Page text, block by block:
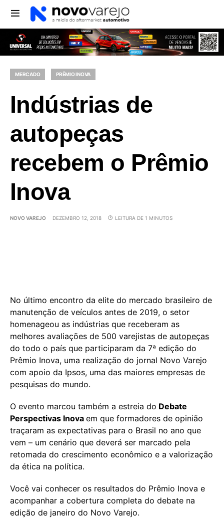
MERCADO PRÊMIO INOVA
Indústrias de
autopeças
recebem o Prêmio
Inova
NOVO VAREJO DEZEMBRO 12, 2018 LEITURA DE 1 MINUTOS
No último encontro da elite do mercado brasileiro de
manutenção de veículos antes de 2019, o setor
homenageou as indústrias que receberam as
melhores avaliações de 500 varejistas de autopeças
do todo o país que participaram da 7ª edição do
Prêmio Inova, uma realização do jornal Novo Varejo
com apoio da Ipsos, uma das maiores empresas de
pesquisas do mundo.
O evento marcou também a estreia do Debate
Perspectivas Inova em que formadores de opinião
traçaram as expectativas para o Brasil no ano que
vem – um cenário que deverá ser marcado pela
retomada do crescimento econômico e a valorização
da ética na política.
Você vai conhecer os resultados do Prêmio Inova e
acompanhar a cobertura completa do debate na
edição de janeiro do Novo Varejo.